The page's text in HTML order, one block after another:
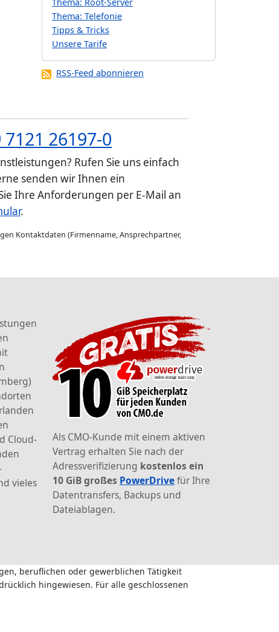
Thema: Root-Server
Thema: Telefonie
Tipps & Tricks
Unsere Tarife
RSS-Feed abonnieren
7121 26197-0
Rufen Sie uns einfach
senden wir Ihnen ein
Ihre Anforderungen per E-Mail an
.
Kontaktdaten (Firmenname, Ansprechpartner,
Cloud-
vieles
Als CMO-Kunde mit einem aktiven
Vertrag erhalten Sie nach der
Adressverifizierung kostenlos ein
10 GiB großes PowerDrivefür Ihre
Datentransfers, Backups und
Dateiablagen.
beruflichen oder gewerblichen Tätigkeit
hingewiesen. Für alle geschlossenen